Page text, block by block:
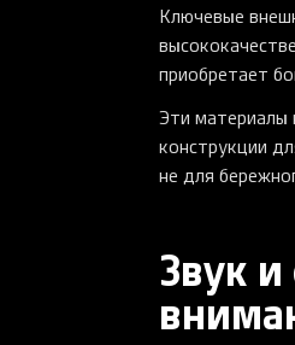
Ключевые
приобретает
Эти материалы
конструкции
не для
Звук